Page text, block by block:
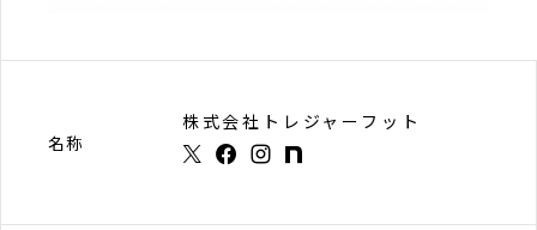
名称
株式会社トレジャーフット